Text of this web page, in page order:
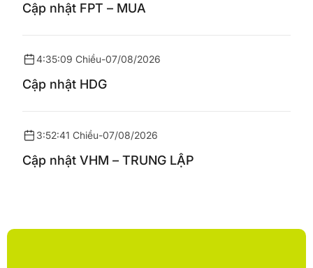
Cập nhật FPT – MUA
4:35:09 Chiều-07/08/2026
Cập nhật HDG
3:52:41 Chiều-07/08/2026
Cập nhật VHM – TRUNG LẬP